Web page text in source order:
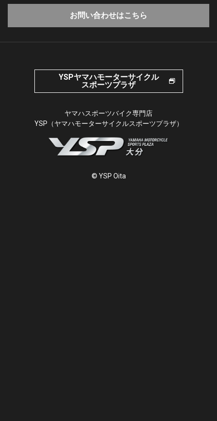
お問い合わせはこちら
YSPヤマハモーターサイクル
スポーツプラザ
ヤマハスポーツバイク専門店
YSP（ヤマハモーターサイクルスポーツプラザ）
© YSP Oita